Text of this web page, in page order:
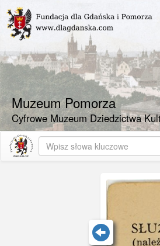
Muzeum Pomorza
Cyfrowe Muzeum Dziedzictwa